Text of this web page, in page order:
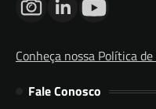
Conheça nossa Política
Fale Conosco